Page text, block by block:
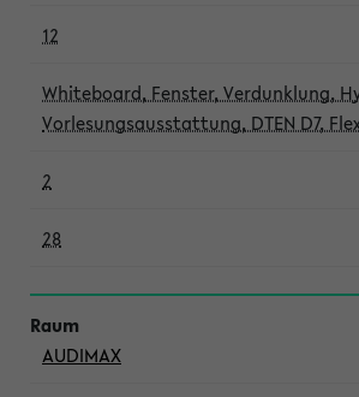
12
Whiteboard, Fenster, Verdunklung,
Vorlesungsausstattung, DTEN D7,
2
28
AUDIMAX